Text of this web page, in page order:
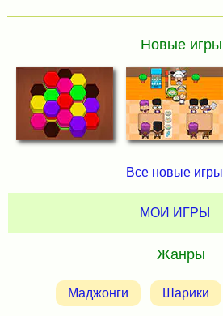
Новые игры
Все новые игры
МОИ ИГРЫ
Жанры
Маджонги Шарики